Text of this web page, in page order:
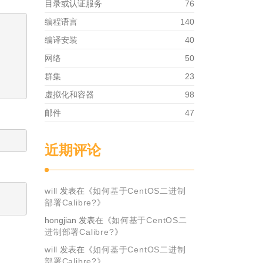
目录或认证服务
76
编程语言
140
编译安装
40
网络
50
群集
23
虚拟化和容器
98
邮件
47
近期评论
will 发表在《如何基于CentOS二进制
部署Calibre?》
hongjian 发表在《如何基于CentOS二
进制部署Calibre?》
will 发表在《如何基于CentOS二进制